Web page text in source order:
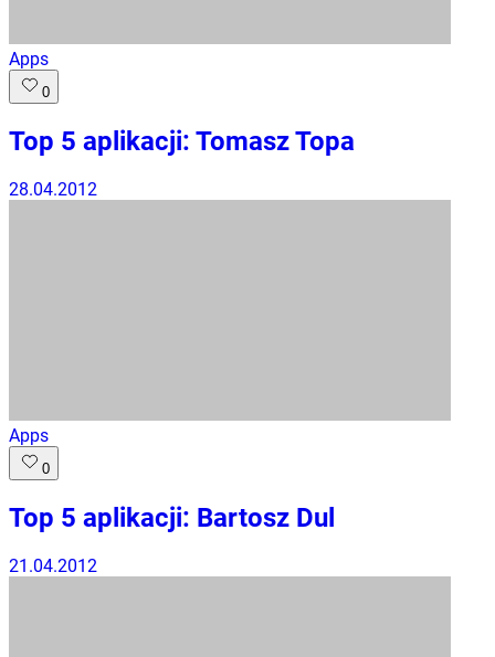
Apps
0
Top 5 aplikacji: Tomasz Topa
28.04.2012
Apps
0
Top 5 aplikacji: Bartosz Dul
21.04.2012